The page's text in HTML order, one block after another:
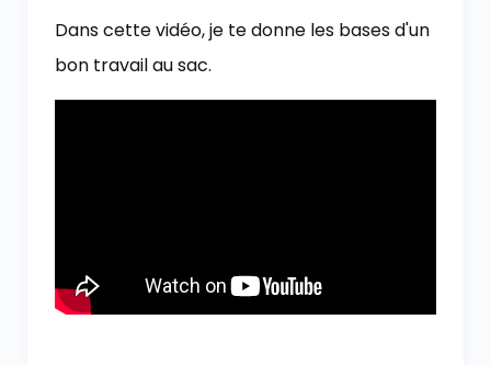
Dans cette vidéo, je te donne les bases d'un
bon travail au sac.